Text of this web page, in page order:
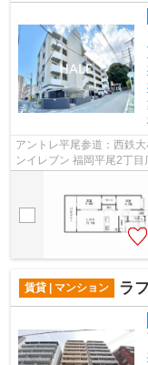
アントレ平尾参道：西鉄
ンイレブン 福岡平尾2丁
賃貸 | マンション ラ